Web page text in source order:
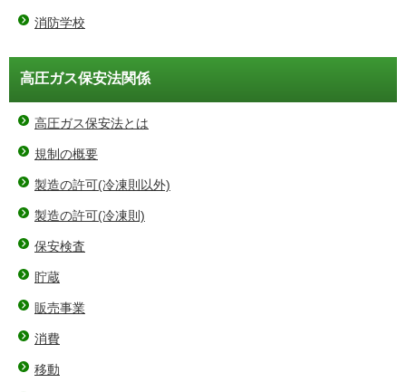
消防学校
高圧ガス保安法関係
高圧ガス保安法とは
規制の概要
製造の許可(冷凍則以外)
製造の許可(冷凍則)
保安検査
貯蔵
販売事業
消費
移動